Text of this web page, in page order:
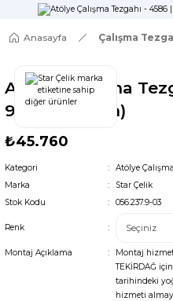
Anasayfa Çalışma
Atölye Çalışma
930/1844mm)
₺45.760
Kategori
Atölye
Marka
Star Çelik
Stok Kodu
056.237.9-03
Renk
Montaj Açıklama
Montaj
TEKİRDAĞ
tarihindeki
hizmeti